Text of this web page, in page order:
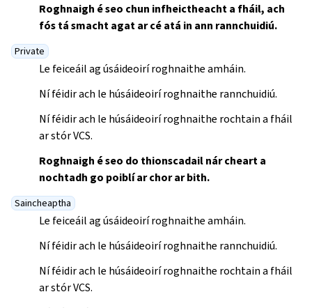
Roghnaigh é seo chun infheictheacht a fháil, ach
fós tá smacht agat ar cé atá in ann rannchuidiú.
Private
Le feiceáil ag úsáideoirí roghnaithe amháin.
Ní féidir ach le húsáideoirí roghnaithe rannchuidiú.
Ní féidir ach le húsáideoirí roghnaithe rochtain a fháil
ar stór VCS.
Roghnaigh é seo do thionscadail nár cheart a
nochtadh go poiblí ar chor ar bith.
Saincheaptha
Le feiceáil ag úsáideoirí roghnaithe amháin.
Ní féidir ach le húsáideoirí roghnaithe rannchuidiú.
Ní féidir ach le húsáideoirí roghnaithe rochtain a fháil
ar stór VCS.